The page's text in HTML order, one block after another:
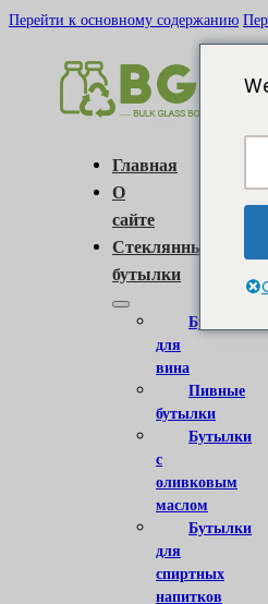
Перейти к основному содержанию
Главная
О
сайте
Стеклянные
бутылки
Бутылки
для
вина
Пивные
бутылки
Бутылки
с
оливковым
маслом
Бутылки
для
спиртных
напитков